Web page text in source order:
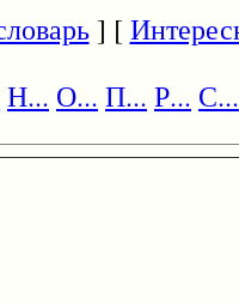
] [
Н... О... П... Р... С...